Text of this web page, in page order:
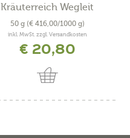
Kräuterreich Wegleit
50 g (€ 416,00/1000 g)
inkl. MwSt. zzgl. Versandkosten
€ 20,80